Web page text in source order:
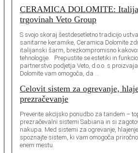
CERAMICA DOLOMITE:
trgovinah Veto Group
S svojo skoraj šestdesetletno tradicijo
sanitarne keramike, Ceramica Dolomite
italijanski šarm, brezkompromisno
tehnologije. Prepustite se estetiki in
partnerstvo podjetja Veto, d.o.o. s
Dolomite vam omogoča, da …
Celovit sistem za ogrevanje,
prezračevanje
Preverite akcijsko ponudbo za tandem –
prezračevalni sistemi Sabiana in si
nakupa. Med sistemi za ogrevanje,
spoznajte sistem, ki vam omogoča
enem mestu.